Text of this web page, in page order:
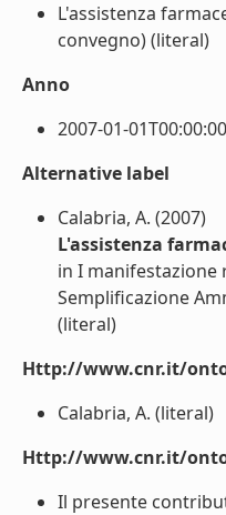
L'assistenza
convegno) (literal)
Anno
2007-01-
Alternative label
Calabria, A. (2007)
L'assistenza
in I manifestazione
Semplificazione
(literal)
Http://www.cnr.it/
Calabria, A. (literal)
Http://www.cnr.it/
Il presente